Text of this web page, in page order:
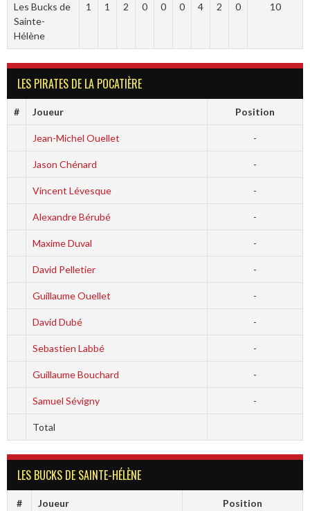
Les Bucks de
Sainte-
Hélène
1 1 2 0 0 0 4 2 0 10
LES PIRATES DE LA POCATIÈRE
# Joueur Position
Jean-Michel Ouellet -
Jason Chénard -
Vincent Lévesque -
Alexandre Bérubé -
Maxime Duval -
David Pelletier -
Guillaume Ouellet -
David Dubé -
Sebastien Labbé -
Guillaume Bouchard -
Samuel Sévigny -
Total
LES BUCKS DE SAINTE-HÉLÈNE
# Joueur Position